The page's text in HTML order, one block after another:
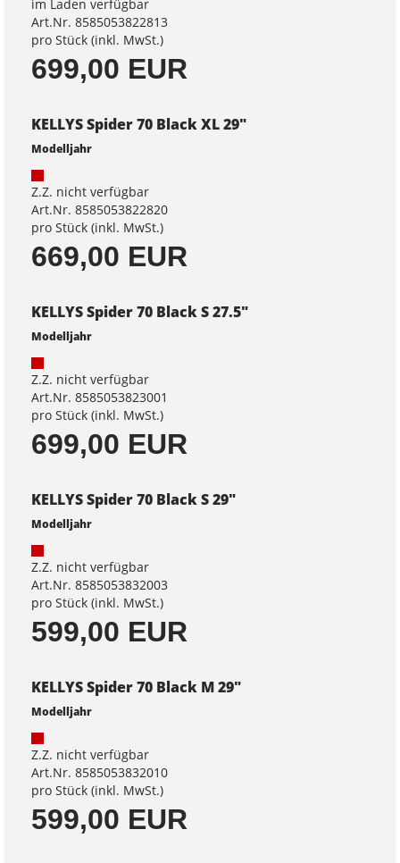
im Laden verfügbar
Art.Nr. 8585053822813
pro Stück (inkl. MwSt.)
699,00 EUR
KELLYS Spider 70 Black XL 29"
Modelljahr
Z.Z. nicht verfügbar
Art.Nr. 8585053822820
pro Stück (inkl. MwSt.)
669,00 EUR
KELLYS Spider 70 Black S 27.5"
Modelljahr
Z.Z. nicht verfügbar
Art.Nr. 8585053823001
pro Stück (inkl. MwSt.)
699,00 EUR
KELLYS Spider 70 Black S 29"
Modelljahr
Z.Z. nicht verfügbar
Art.Nr. 8585053832003
pro Stück (inkl. MwSt.)
599,00 EUR
KELLYS Spider 70 Black M 29"
Modelljahr
Z.Z. nicht verfügbar
Art.Nr. 8585053832010
pro Stück (inkl. MwSt.)
599,00 EUR